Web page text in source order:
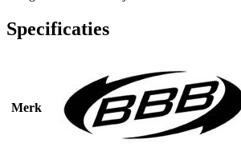
Specificaties
Merk